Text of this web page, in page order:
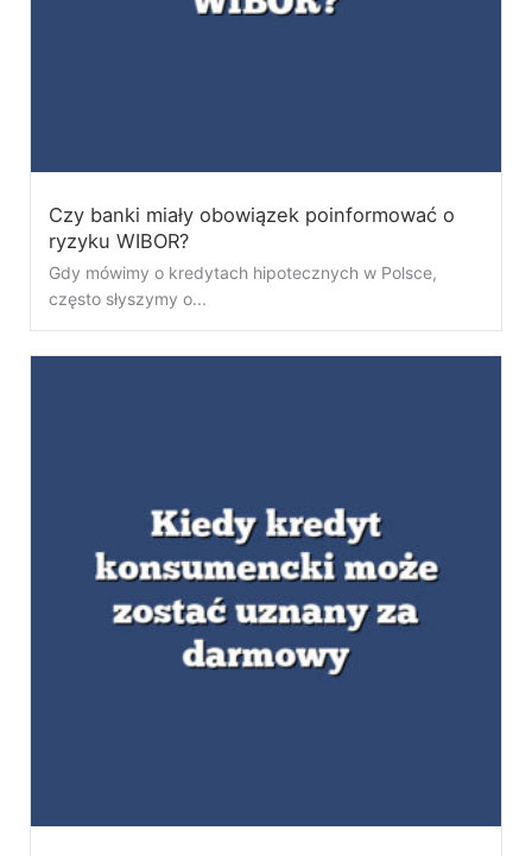
Czy banki miały obowiązek poinformować o
ryzyku WIBOR?
Gdy mówimy o kredytach hipotecznych w Polsce,
często słyszymy o...